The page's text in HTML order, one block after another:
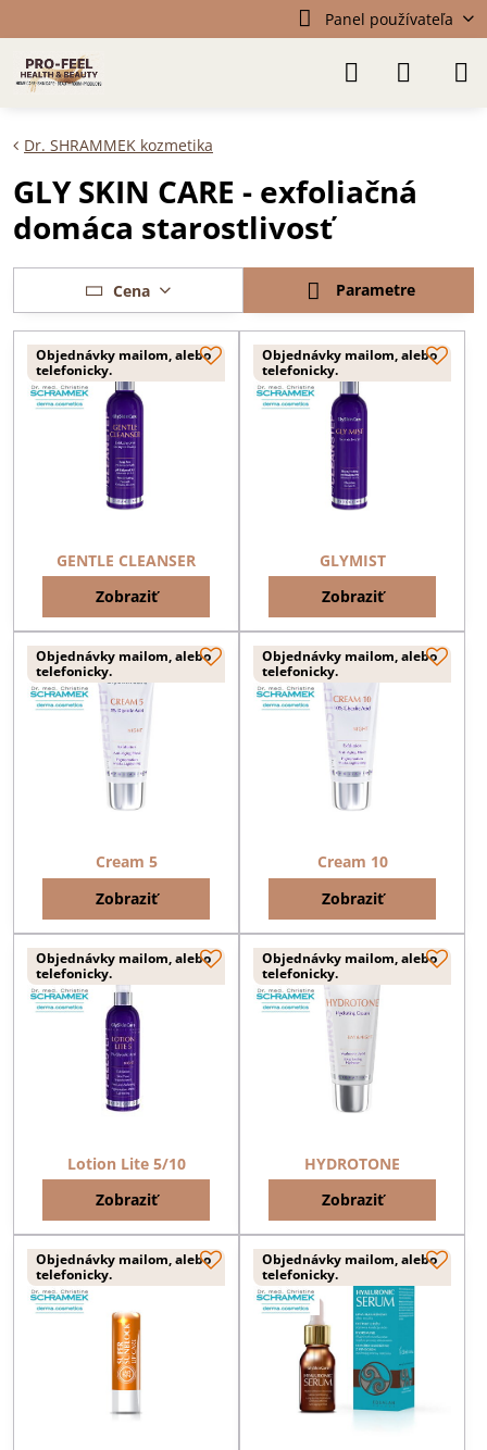
Panel používateľa
Dr. SHRAMMEK kozmetika
GLY SKIN CARE - exfoliačná
domáca starostlivosť
Cena Parametre
Objednávky mailom, alebo
telefonicky.
GENTLE CLEANSER
Zobraziť
Objednávky mailom, alebo
telefonicky.
GLYMIST
Zobraziť
Objednávky mailom, alebo
telefonicky.
Cream 5
Zobraziť
Objednávky mailom, alebo
telefonicky.
Cream 10
Zobraziť
Objednávky mailom, alebo
telefonicky.
Lotion Lite 5/10
Zobraziť
Objednávky mailom, alebo
telefonicky.
HYDROTONE
Zobraziť
Objednávky mailom, alebo
telefonicky.
Objednávky mailom, alebo
telefonicky.